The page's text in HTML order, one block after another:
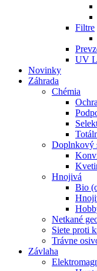
Filtre
UV
Novinky
Záhrada
Chémia
Doplnkový
Hnojivá
Bio
Netkané
Siete proti
Trávne
Závlaha